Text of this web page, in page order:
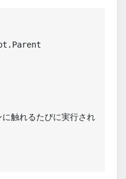
触れるたびに実行され